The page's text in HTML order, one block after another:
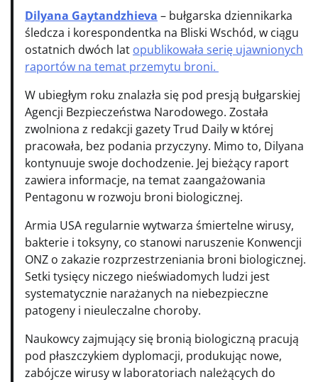
Dilyana Gaytandzhieva – bułgarska dziennikarka
śledcza i korespondentka na Bliski Wschód, w ciągu
ostatnich dwóch lat opublikowała serię ujawnionych
raportów na temat przemytu broni.
W ubiegłym roku znalazła się pod presją bułgarskiej
Agencji Bezpieczeństwa Narodowego. Została
zwolniona z redakcji gazety Trud Daily w której
pracowała, bez podania przyczyny. Mimo to, Dilyana
kontynuuje swoje dochodzenie. Jej bieżący raport
zawiera informacje, na temat zaangażowania
Pentagonu w rozwoju broni biologicznej.
Armia USA regularnie wytwarza śmiertelne wirusy,
bakterie i toksyny, co stanowi naruszenie Konwencji
ONZ o zakazie rozprzestrzeniania broni biologicznej.
Setki tysięcy niczego nieświadomych ludzi jest
systematycznie narażanych na niebezpieczne
patogeny i nieuleczalne choroby.
Naukowcy zajmujący się bronią biologiczną pracują
pod płaszczykiem dyplomacji, produkując nowe,
zabójcze wirusy w laboratoriach należących do